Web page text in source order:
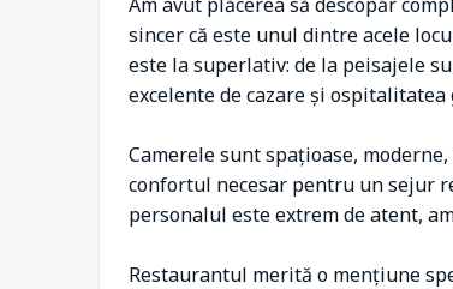
sincer că este unul dintre acele
este la superlativ: de la peisajele
excelente de cazare și ospitalitatea
Camerele sunt spațioase,
confortul necesar pentru un sejur
personalul este extrem de atent,
Restaurantul merită o mențiune